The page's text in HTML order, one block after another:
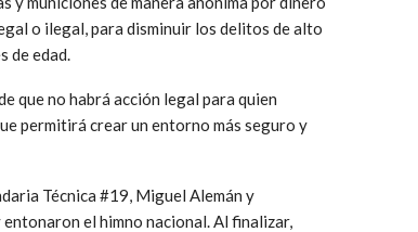
o ilegal, para disminuir los delitos de alto
de edad.
que no habrá acción legal para quien
permitirá crear un entorno más seguro y
Técnica #19, Miguel Alemán y
el himno nacional. Al finalizar,